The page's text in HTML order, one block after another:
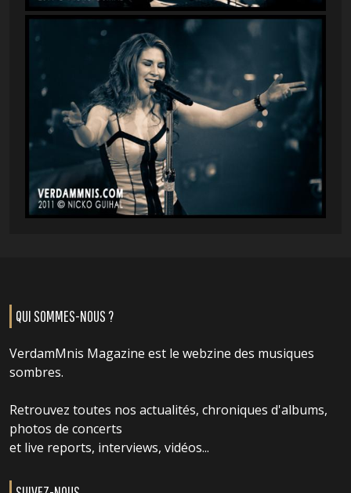
QUI SOMMES-NOUS ?
VerdamMnis Magazine est le webzine des musiques
sombres.
Retrouvez toutes nos actualités, chroniques d'albums,
photos de concerts
et live reports, interviews, vidéos...